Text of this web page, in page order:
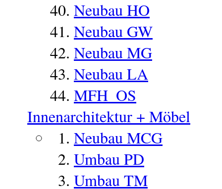
Neubau HO
Neubau GW
Neubau MG
Neubau LA
MFH_OS
Innenarchitektur + Möbel
Neubau MCG
Umbau PD
Umbau TM